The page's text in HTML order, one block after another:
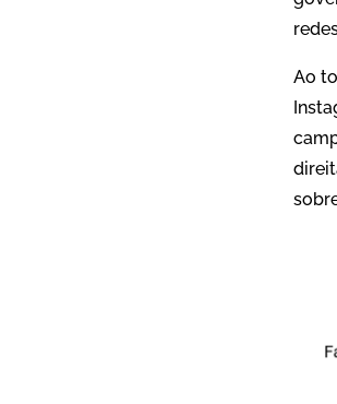
Ao